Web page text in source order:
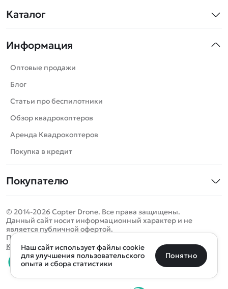
Каталог
Машинки
Танки
Вертолеты
Катера
Роботы
Самолеты
Сборные модели
Спецтехника
Игрушки
Запчасти для моделей
Бренды
Информация
Оптовые продажи
Блог
Статьи про беспилотники
Обзор квадрокоптеров
Аренда Квадрокоптеров
Покупка в кредит
Покупателю
Оплата и доставка
Помощь
Отследить заказ
Оплата на сайте
© 2014-2026 Copter Drone. Все права защищены.
Данный сайт носит информационный характер и не
является публичной офертой.
Политика конфиденциальности
Карта сайта
0 товаров Очистить
Определить местоположение
Санкт-Петербург Москва Майкоп Уфа
Наш сайт использует файлы cookie
для улучшения пользовательского
опыта и сбора статистики
Понятно